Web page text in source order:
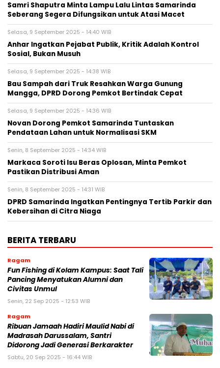
Samri Shaputra Minta Lampu Lalu Lintas Samarinda
Seberang Segera Difungsikan untuk Atasi Macet
Selasa, 9 September 2025 - 14:40 WIB
Anhar Ingatkan Pejabat Publik, Kritik Adalah Kontrol
Sosial, Bukan Musuh
Selasa, 9 September 2025 - 14:38 WIB
Bau Sampah dari Truk Resahkan Warga Gunung
Mangga, DPRD Dorong Pemkot Bertindak Cepat
Selasa, 9 September 2025 - 14:36 WIB
Novan Dorong Pemkot Samarinda Tuntaskan
Pendataan Lahan untuk Normalisasi SKM
Senin, 8 September 2025 - 14:34 WIB
Markaca Soroti Isu Beras Oplosan, Minta Pemkot
Pastikan Distribusi Aman
Senin, 8 September 2025 - 14:31 WIB
DPRD Samarinda Ingatkan Pentingnya Tertib Parkir dan
Kebersihan di Citra Niaga
BERITA TERBARU
Ragam
Fun Fishing di Kolam Kampus: Saat Tali
Pancing Menyatukan Alumni dan
Civitas Unmul
Senin, 22 Sep 2025 - 12:53 WIB
Ragam
Ribuan Jamaah Hadiri Maulid Nabi di
Madrasah Darussalam, Santri
Didorong Jadi Generasi Berkarakter
Sabtu, 20 Sep 2025 - 16:44 WIB